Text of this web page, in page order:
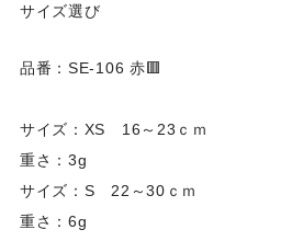
サイズ選び
品番：SE-106 赤🟥
サイズ：XS 16～23ｃｍ
重さ：3g
サイズ：S 22～30ｃｍ
重さ：6g